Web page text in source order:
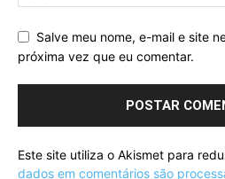
Salve meu nome, e-mail e site
próxima vez que eu comentar.
Este site utiliza o Akismet para
dados em comentários são